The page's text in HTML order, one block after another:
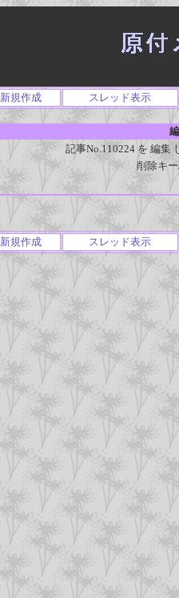
新規作成 スレッド表示
記事No.110224 を 編集
削除キ
新規作成 スレッド表示